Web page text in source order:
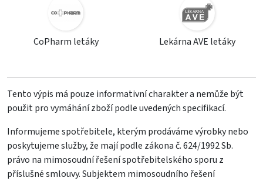
CoPharm letáky Lekárna AVE letáky
Tento výpis má pouze informativní charakter a nemůže být
použit pro vymáhání zboží podle uvedených specifikací.
Informujeme spotřebitele, kterým prodáváme výrobky nebo
poskytujeme služby, že mají podle zákona č. 624/1992 Sb.
právo na mimosoudní řešení spotřebitelského sporu z
příslušné smlouvy. Subjektem mimosoudního řešení